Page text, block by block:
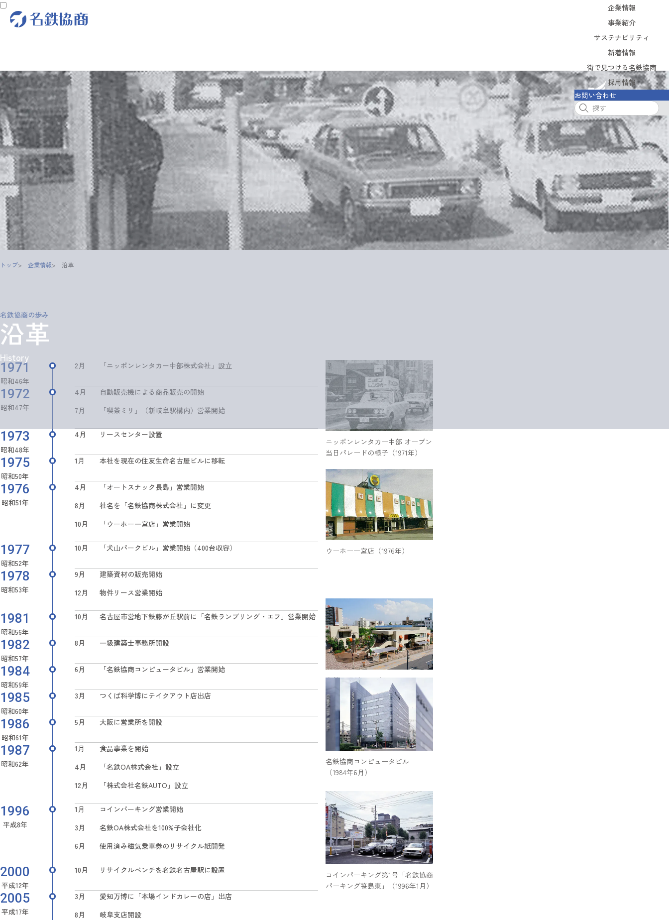
企業情報
企業情報
事業紹介
事業紹介
サステナビリティ
サステナビリティ
新着情報
新着情報
街で見つける名鉄協商
街で見つける名鉄協商
採用情報
採用情報
お問い合わせ
お問い合わせ
沿革
History
トップ 企業情報 沿革
名鉄協商の歩み
1971
昭和46年
2月 「ニッポンレンタカー中部株式会社」設立
ニッポンレンタカー中部 オープン
当日パレードの様子（1971年）
1972
昭和47年
4月
自動販売機による商品販売の開始
7月
「喫茶ミリ」（新岐阜駅構内）営業開始
1973
昭和48年
4月 リースセンター設置
1975
昭和50年
1月 本社を現在の住友生命名古屋ビルに移転
1976
昭和51年
4月
「オートスナック長島」営業開始
8月
社名を「名鉄協商株式会社」に変更
10月
「ウーホー一宮店」営業開始
ウーホー一宮店（1976年）
1977
昭和52年
10月 「犬山パークビル」営業開始（400台収容）
1978
昭和53年
9月
建築資材の販売開始
12月
物件リース営業開始
1981
昭和56年
10月 名古屋市営地下鉄藤が丘駅前に「名鉄ランブリング・エフ」営業開始
名鉄ランブリングエフ
（1981年10月）
1982
昭和57年
8月 一級建築士事務所開設
1984
昭和59年
6月 「名鉄協商コンピュータビル」営業開始
1985
昭和60年
3月 つくば科学博にテイクアウト店出店
名鉄協商コンピュータビル
（1984年6月）
1986
昭和61年
5月 大阪に営業所を開設
1987
昭和62年
1月
食品事業を開始
4月
「名鉄OA株式会社」設立
12月
「株式会社名鉄AUTO」設立
1996
平成8年
1月
コインパーキング営業開始
3月
名鉄OA株式会社を100%子会社化
6月
使用済み磁気乗車券のリサイクル紙開発
コインパーキング第1号「名鉄協商
パーキング笹島東」（1996年1月）
2000
平成12年
10月 リサイクルベンチを名鉄名古屋駅に設置
2005
平成17年
3月
愛知万博に「本場インドカレーの店」出店
8月
岐阜支店開設